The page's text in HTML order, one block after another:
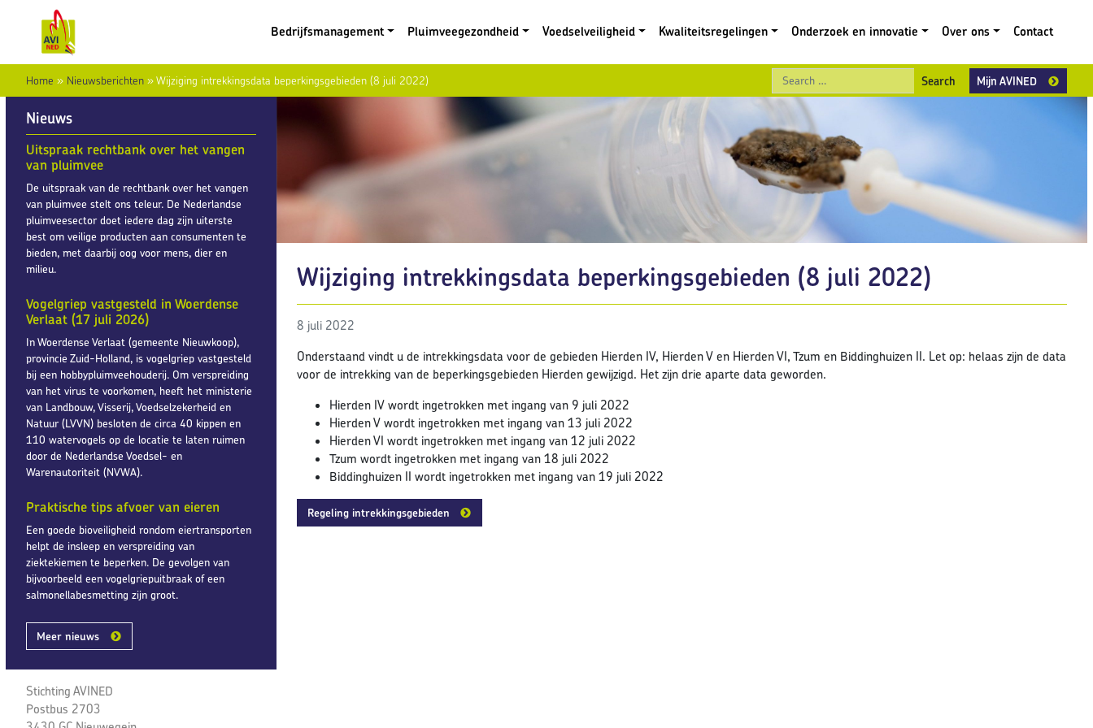
Bedrijfsmanagement
Pluimveegezondheid Voedselveiligheid Kwaliteitsregelingen Onderzoek en innovatie Over ons Contact
Home » Nieuwsberichten »Wijziging intrekkingsdata beperkingsgebieden (8 juli 2022) Search
Mijn AVINED
Nieuws
Uitspraak rechtbank over het vangen
van pluimvee
De uitspraak van de rechtbank over het vangen
van pluimvee stelt ons teleur. De Nederlandse
pluimveesector doet iedere dag zijn uiterste
best om veilige producten aan consumenten te
bieden, met daarbij oog voor mens, dier en
milieu.
Vogelgriep vastgesteld in Woerdense
Verlaat (17 juli 2026)
In Woerdense Verlaat (gemeente Nieuwkoop),
provincie Zuid-Holland, is vogelgriep vastgesteld
bij een hobbypluimveehouderij. Om verspreiding
van het virus te voorkomen, heeft het ministerie
van Landbouw, Visserij, Voedselzekerheid en
Natuur (LVVN) besloten de circa 40 kippen en
110 watervogels op de locatie te laten ruimen
door de Nederlandse Voedsel- en
Warenautoriteit (NVWA).
Praktische tips afvoer van eieren
Een goede bioveiligheid rondom eiertransporten
helpt de insleep en verspreiding van
ziektekiemen te beperken. De gevolgen van
bijvoorbeeld een vogelgriepuitbraak of een
salmonellabesmetting zijn groot.
Meer nieuws
Stichting AVINED
Postbus 2703
Wijziging intrekkingsdata beperkingsgebieden (8 juli 2022)
8 juli 2022
Onderstaand vindt u de intrekkingsdata voor de gebieden Hierden IV, Hierden V en Hierden VI, Tzum en Biddinghuizen II. Let op: helaas zijn de data
voor de intrekking van de beperkingsgebieden Hierden gewijzigd. Het zijn drie aparte data geworden.
Hierden IV wordt ingetrokken met ingang van 9 juli 2022
Hierden V wordt ingetrokken met ingang van 13 juli 2022
Hierden VI wordt ingetrokken met ingang van 12 juli 2022
Tzum wordt ingetrokken met ingang van 18 juli 2022
Biddinghuizen II wordt ingetrokken met ingang van 19 juli 2022
Regeling intrekkingsgebieden